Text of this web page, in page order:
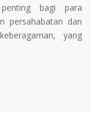
bagi para
persahabatan dan
yang